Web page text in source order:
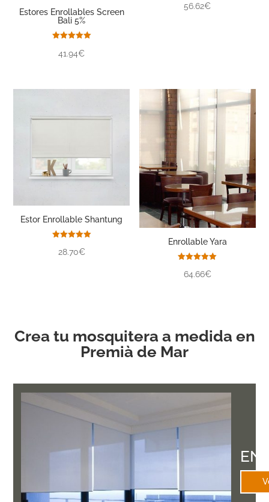
Estores Enrollables Screen
Bali 5%
con
41.94€
con
56.62€
Estor Enrollable Shantung
con
28.70€
Enrollable Yara
con
64.66€
Crea tu mosquitera a medida en
Premià de Mar